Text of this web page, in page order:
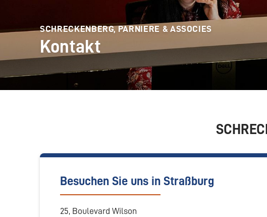
SCHRECKENBERG, PARNIERE & ASSOCIES
Kontakt
Besuchen Sie uns in Straßburg
25, Boulevard Wilson